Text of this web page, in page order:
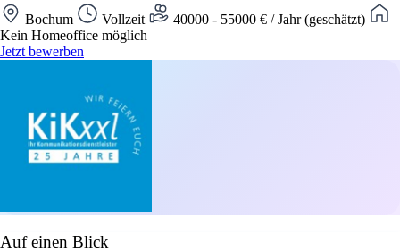
Bochum Vollzeit
40000 - 55000 € / Jahr (geschätzt)
Kein Homeoffice möglich
Jetzt bewerben
Auf einen Blick